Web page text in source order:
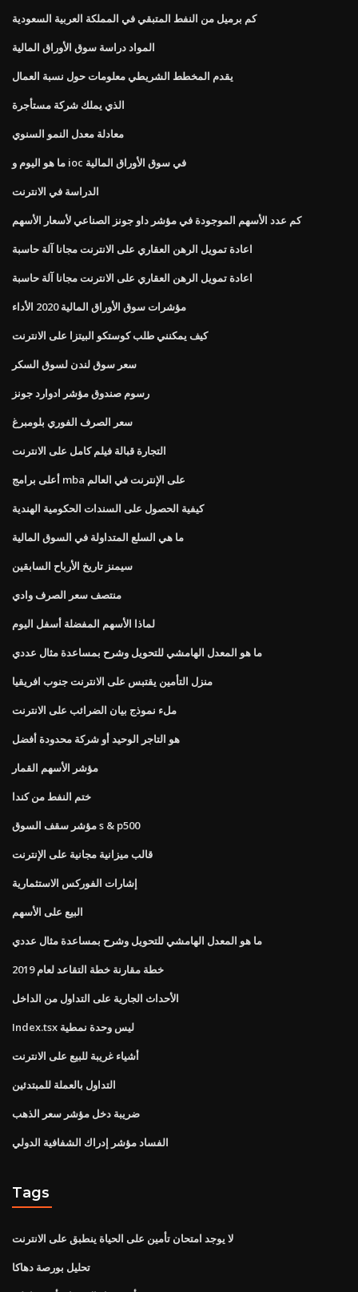
كم برميل من النفط المتبقي في المملكة العربية السعودية
المواد دراسة سوق الأوراق المالية
يقدم المخطط الشريطي معلومات حول نسبة العمال
الذي يملك شركة مستأجرة
معادلة معدل النمو السنوي
ما هو اليوم و ioc في سوق الأوراق المالية
الدراسة في الانترنت
كم عدد الأسهم الموجودة في مؤشر داو جونز الصناعي لأسعار الأسهم
اعادة تمويل الرهن العقاري على الانترنت مجانا آلة حاسبة
اعادة تمويل الرهن العقاري على الانترنت مجانا آلة حاسبة
مؤشرات سوق الأوراق المالية 2020 الأداء
كيف يمكنني طلب كوستكو البيتزا على الانترنت
سعر سوق لندن لسوق السكر
رسوم صندوق مؤشر ادوارد جونز
سعر الصرف الفوري بلومبرغ
التجارة قبالة فيلم كامل على الانترنت
أعلى برامج mba على الإنترنت في العالم
كيفية الحصول على السندات الحكومية الهندية
ما هي السلع المتداولة في السوق المالية
سيمنز تاريخ الأرباح السابقين
منتصف سعر الصرف وادي
لماذا الأسهم المفضلة أسفل اليوم
ما هو المعدل الهامشي للتحويل وشرح بمساعدة مثال عددي
منزل التأمين يقتبس على الانترنت جنوب افريقيا
ملء نموذج بيان الضرائب على الانترنت
هو التاجر الوحيد أو شركة محدودة أفضل
مؤشر الأسهم القمار
ختم النفط من كندا
مؤشر سقف السوق s & p500
قالب ميزانية مجانية على الإنترنت
إشارات الفوركس الاستثمارية
البيع على الأسهم
ما هو المعدل الهامشي للتحويل وشرح بمساعدة مثال عددي
خطة مقارنة خطة التقاعد لعام 2019
الأحداث الجارية على التداول من الداخل
Index.tsx ليس وحدة نمطية
أشياء غريبة للبيع على الانترنت
التداول بالعملة للمبتدئين
ضريبة دخل مؤشر سعر الذهب
الفساد مؤشر إدراك الشفافية الدولي
Tags
لا يوجد امتحان تأمين على الحياة ينطبق على الانترنت
تحليل بورصة دهاكا